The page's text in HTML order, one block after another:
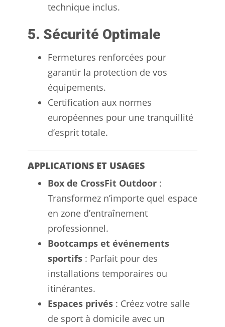
technique inclus.
5. Sécurité Optimale
Fermetures renforcées pour
garantir la protection de vos
équipements.
Certification aux normes
européennes pour une tranquillité
d’esprit totale.
APPLICATIONS ET USAGES
Box de CrossFit Outdoor :
Transformez n’importe quel espace
en zone d’entraînement
professionnel.
Bootcamps et événements
sportifs : Parfait pour des
installations temporaires ou
itinérantes.
Espaces privés : Créez votre salle
de sport à domicile avec un